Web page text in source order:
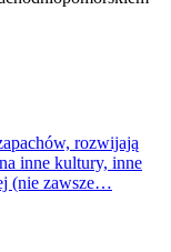
rozwijają
inne kultury, inne
(nie zawsze…